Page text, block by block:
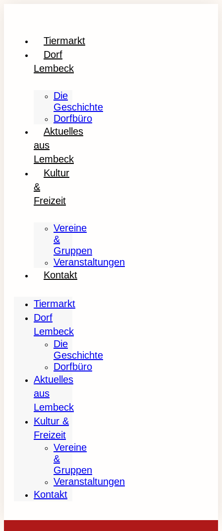
Tiermarkt
Dorf
Lembeck
Die
Geschichte
Dorfbüro
Aktuelles
aus
Lembeck
Kultur
&
Freizeit
Vereine
&
Gruppen
Veranstaltungen
Kontakt
Tiermarkt
Dorf
Lembeck
Die
Geschichte
Dorfbüro
Aktuelles
aus
Lembeck
Kultur &
Freizeit
Vereine
&
Gruppen
Veranstaltungen
Kontakt